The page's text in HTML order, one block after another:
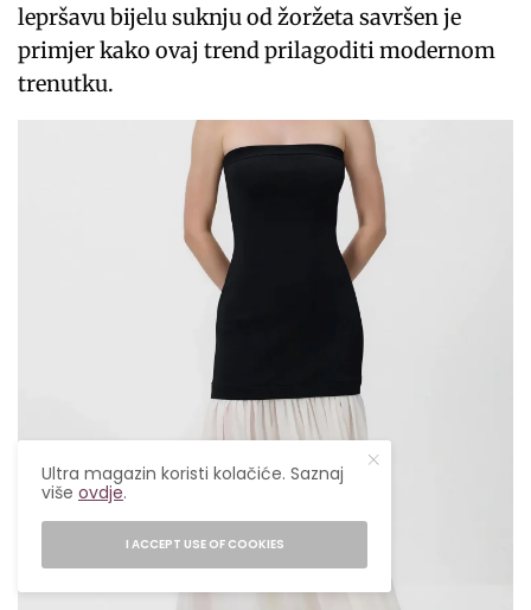
lepršavu bijelu suknju od žoržeta savršen je
primjer kako ovaj trend prilagoditi modernom
trenutku.
Ultra magazin koristi kolačiće. Saznaj
višeovdje.
I ACCEPT USE OF COOKIES